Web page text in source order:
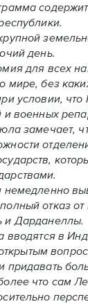
день.
для всех
мире, без
условии, что
и военных
замечает,
немедленно
отказ от
и Дарданеллы.
вводятся в
вопрос,
придавать
что сам